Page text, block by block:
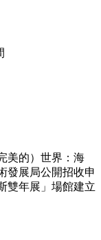
美的） 世界 ： 海
發展局公開招收申
雙年展 」 場館建立